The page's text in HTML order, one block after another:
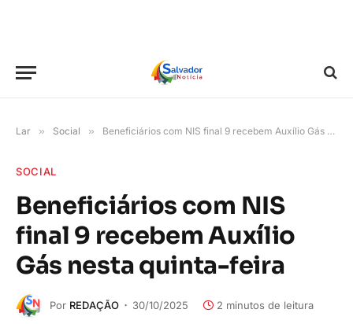
Lar » Social » Beneficiários com NIS final 9 recebem Auxílio Gás nesta quinta-feira
SOCIAL
Beneficiários com NIS
final 9 recebem Auxílio
Gás nesta quinta-feira
Por REDAÇÃO 30/10/2025 2 minutos de leitura